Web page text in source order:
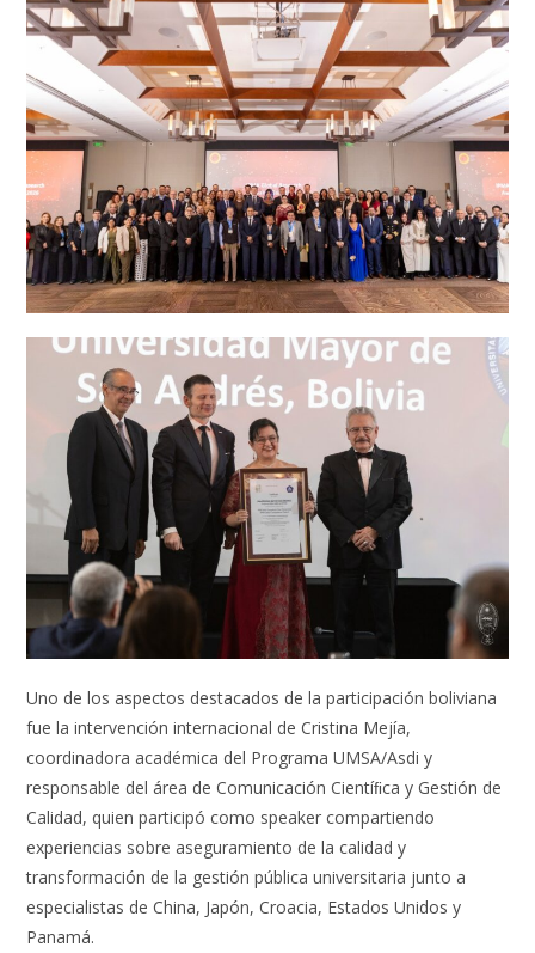
Uno de los aspectos destacados de la participación boliviana
fue la intervención internacional de Cristina Mejía,
coordinadora académica del Programa UMSA/Asdi y
responsable del área de Comunicación Cientíﬁca y Gestión de
Calidad, quien participó como speaker compartiendo
experiencias sobre aseguramiento de la calidad y
transformación de la gestión pública universitaria junto a
especialistas de China, Japón, Croacia, Estados Unidos y
Panamá.